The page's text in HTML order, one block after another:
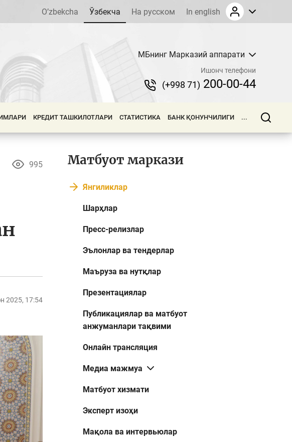
O’zbekcha Ўзбекча На русском In english
МБнинг Марказий аппарати
Ишонч телефони
(+998 71) 200-00-44
КРЕДИТ ТАШКИЛОТЛАРИ СТАТИСТИКА БАНК ҚОНУНЧИЛИГИ ...
995
2025, 17:54
Матбуот маркази
Янгиликлар
Шарҳлар
Пресс-релизлар
Эълонлар ва тендерлар
Маъруза ва нутқлар
Презентациялар
Публикациялар ва матбуот
анжуманлари тақвими
Онлайн трансляция
Медиа мажмуа
Матбуот хизмати
Эксперт изоҳи
Мақола ва интервьюлар